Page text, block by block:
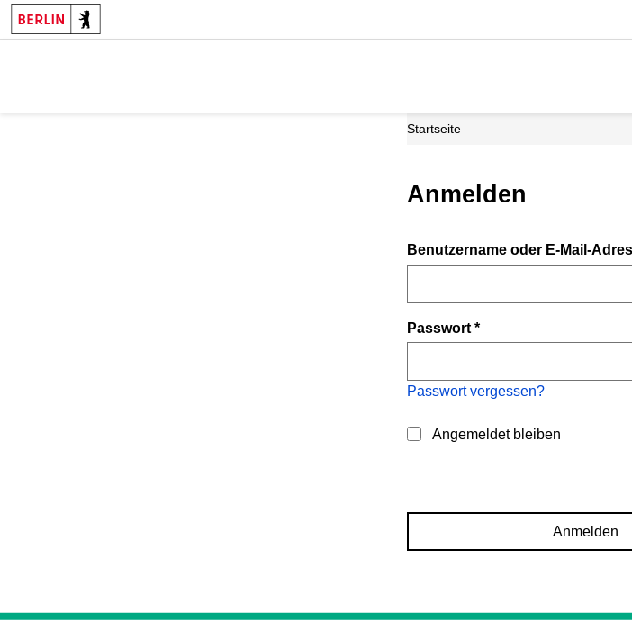
Startseite
Anmelden
Benutzername oder E-Mail-
Passwort*
Passwort vergessen?
Angemeldet bleiben
Anmelden